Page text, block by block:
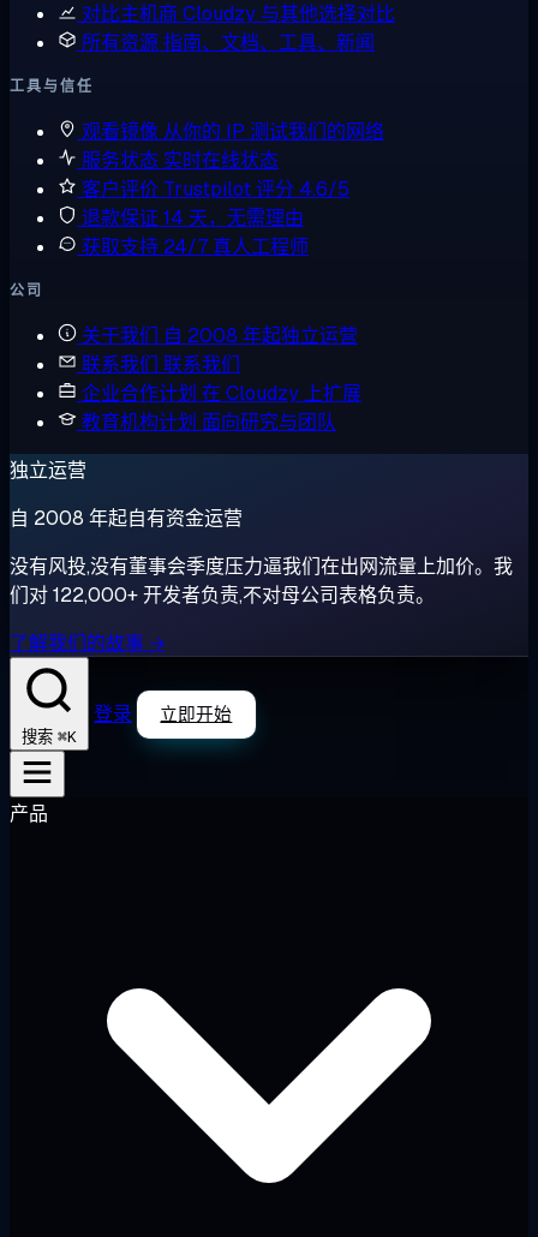
对比主机商 Cloudzy 与其他选择对比
所有资源指南、文档、工具、新闻
工具与信任
观看镜像 从你的 IP 测试我们的网络
服务状态 实时在线状态
客户评价 Trustpilot 评分 4.6/5
退款保证 14 天，无需理由
获取支持 24/7 真人工程师
公司
关于我们 自 2008 年起独立运营
联系我们 联系我们
企业合作计划 在 Cloudzy 上扩展
教育机构计划 面向研究与团队
独立运营
自 2008 年起自有资金运营
没有风投,没有董事会季度压力逼我们在出网流量上加价。我
们对 122,000+ 开发者负责,不对母公司表格负责。
了解我们的故事 →
搜索 ⌘K
登录 立即开始
产品